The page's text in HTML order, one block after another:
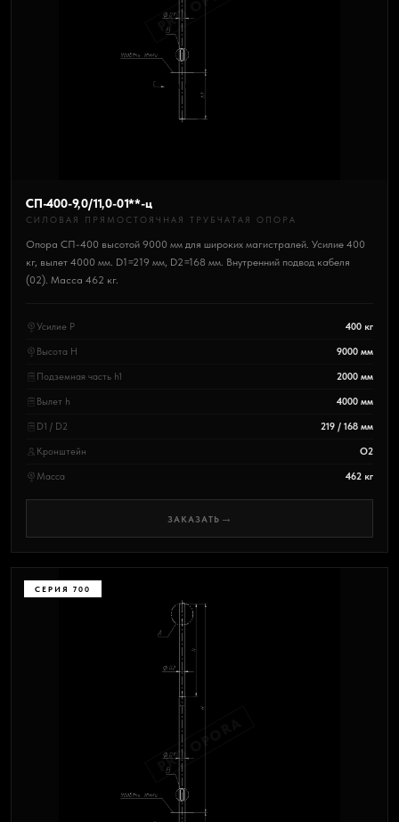
СП-400-9,0/11,0-01**-ц
СИЛОВАЯ ПРЯМОСТОЯЧНАЯ ТРУБЧАТАЯ ОПОРА
Опора СП-400 высотой 9000 мм для широких магистралей. Усилие 400
кг, вылет 4000 мм. D1=219 мм, D2=168 мм. Внутренний подвод кабеля
(02). Масса 462 кг.
Усилие P 400 кг
Высота H 9000 мм
Подземная часть h1 2000 мм
Вылет h 4000 мм
D1 / D2 219 / 168 мм
Кронштейн О2
Масса 462 кг
ЗАКАЗАТЬ →
PRO OPORA
СЕРИЯ 700